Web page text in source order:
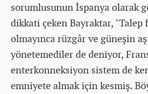
sorumlusunun İspanya olarak
dikkati çeken Bayraktar, "Talep
olmayınca rüzgâr ve güneşin
yönetemediler de deniyor,
enterkonneksiyon sistem de
emniyete almak için kesmiş.